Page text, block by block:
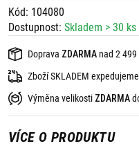
Kód: 104080
Dostupnost: Skladem > 30 ks
Doprava ZDARMA nad 2 499
Zboží SKLADEM
Výměna velikosti ZDARMA
VÍCE O PRODUKTU